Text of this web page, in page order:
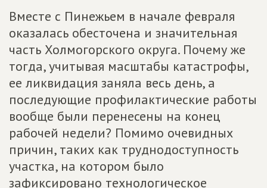
Вместе с Пинежьем в начале февраля
оказалась обесточена и значительная
часть Холмогорского округа. Почему же
тогда, учитывая масштабы катастрофы,
ее ликвидация заняла весь день, а
последующие профилактические работы
вообще были перенесены на конец
рабочей недели? Помимо очевидных
причин, таких как труднодоступность
участка, на котором было
зафиксировано технологическое